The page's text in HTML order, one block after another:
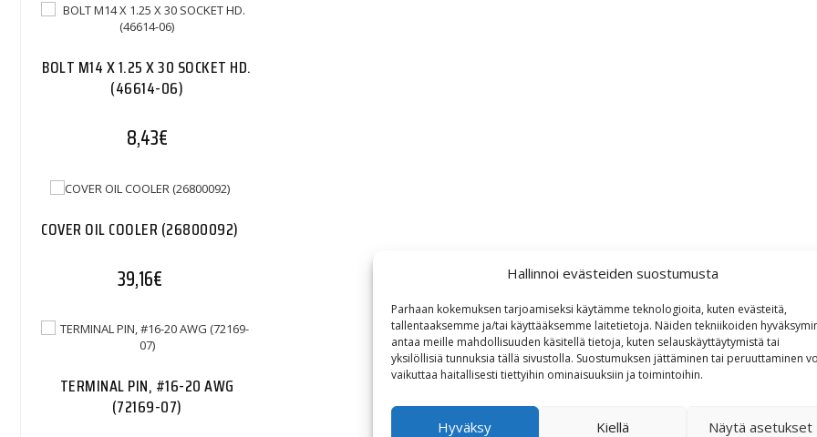
Hallinnoi evästeiden suostumusta
Parhaan kokemuksen tarjoamiseksi käytämme teknologioita, kuten evästeitä,
tallentaaksemme ja/tai käyttääksemme laitetietoja. Näiden tekniikoiden
antaa meille mahdollisuuden käsitellä tietoja, kuten selauskäyttäytymistä tai
yksilöllisiä tunnuksia tällä sivustolla. Suostumuksen jättäminen tai peruuttaminen
vaikuttaa haitallisesti tiettyihin ominaisuuksiin ja toimintoihin.
Hyväksy Kiellä Näytä asetukset
BOLT M14 X 1.25 X 30 SOCKET HD.
(46614-06)
8,43€
COVER OIL COOLER (26800092)
39,16€
TERMINAL PIN, #16-20 AWG
(72169-07)